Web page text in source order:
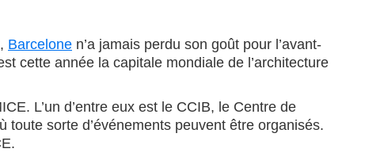
Barcelone n’a jamais perdu son goût pour l’avant-
cette année la capitale mondiale de l’architecture
L’un d’entre eux est le CCIB, le Centre de
sorte d’événements peuvent être organisés.